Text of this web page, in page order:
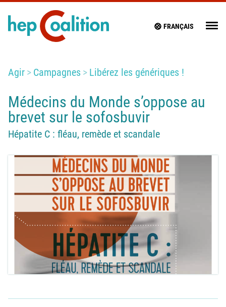
FRANÇAIS
Agir Campagnes Libérez les génériques !
Médecins du Monde s’oppose au
brevet sur le sofosbuvir
Hépatite C : fléau, remède et scandale